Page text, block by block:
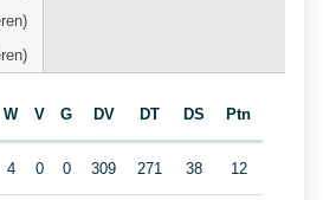
W V G DV DT DS Ptn
4 0 0 309 271 38 12